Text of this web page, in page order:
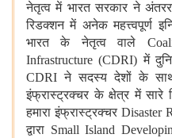
नेतृत्व में भारत सरकार ने
रिडक्शन में अनेक महत्त्वपूर्ण
भारत के नेतृत्व वाले
Infrastructure (CDRI) में
CDRI ने सदस्य देशों के
इंफ्रास्ट्रक्चर के क्षेत्र में
हमारा इंफ्रास्ट्रक्चर
द्वारा Small Island